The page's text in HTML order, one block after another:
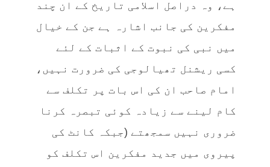
ہے، وہ دراصل اسلامی تاریخ کے ان چند
مفکرین کی جانب اشارہ ہے جن کے خیال
میں نبی کی نبوت کے اثبات کے لئے
کسی ریشنل تھیالوجی کی ضرورت نہیں،
امام صاحب ان کی اس بات پر تکلف سے
کام لینے سے زیادہ کوئی تبصرہ کرنا
ضروری نہیں سمجھتے (جبکہ کانٹ کی
پیروی میں جدید مفکرین اس تکلف کو